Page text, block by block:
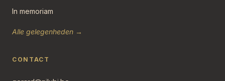
In memoriam
Alle gelegenheden →
CONTACT